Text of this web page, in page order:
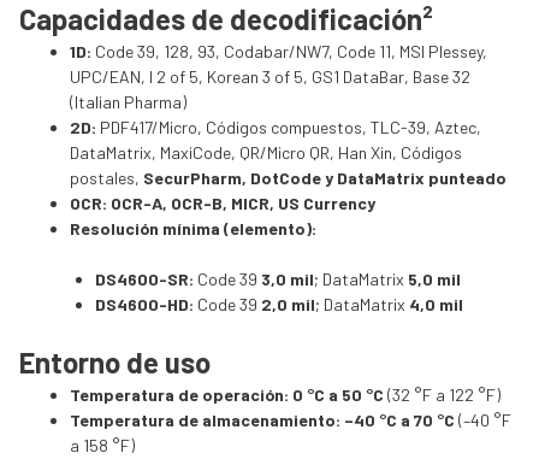
Capacidades de decodificación²
1D: Code 39, 128, 93, Codabar/NW7, Code 11, MSI Plessey,
UPC/EAN, I 2 of 5, Korean 3 of 5, GS1 DataBar, Base 32
(Italian Pharma)
2D: PDF417/Micro, Códigos compuestos, TLC-39, Aztec,
DataMatrix, MaxiCode, QR/Micro QR, Han Xin, Códigos
postales, SecurPharm, DotCode y DataMatrix punteado
OCR: OCR-A, OCR-B, MICR, US Currency
Resolución mínima (elemento):
DS4600-SR: Code 39 3,0 mil; DataMatrix 5,0 mil
DS4600-HD: Code 39 2,0 mil; DataMatrix 4,0 mil
Entorno de uso
Temperatura de operación: 0 °C a 50 °C (32 °F a 122 °F)
Temperatura de almacenamiento: –40 °C a 70 °C (–40 °F
a 158 °F)